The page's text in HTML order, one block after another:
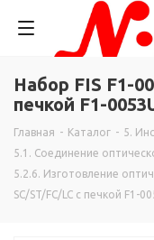
Набор FIS F1-
печкой F1-
Главная - Каталог - 5.
5.1. Соединение
5.2.6. Изготовление
SC/ST/FC/LC с печкой F1-